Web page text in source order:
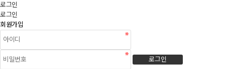
로그인
로그인
회원가입
로그인